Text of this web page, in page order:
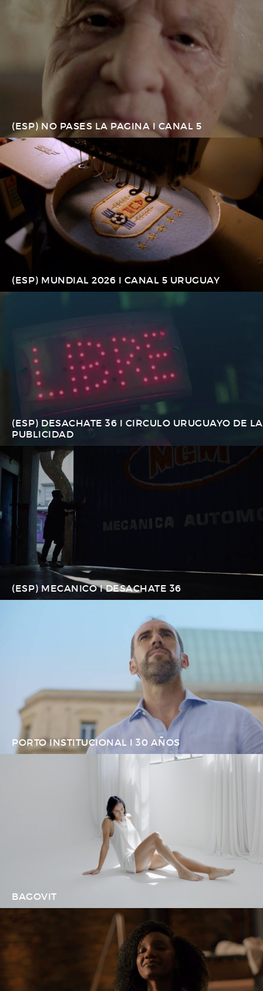
(ESP) NO PASES LA PAGINA I CANAL 5
(ESP) MUNDIAL 2026 I CANAL 5 URUGUAY
(ESP) DESACHATE 36 I CIRCULO URUGUAYO DE LA
PUBLICIDAD
(ESP) MECANICO I DESACHATE 36
PORTO INSTITUCIONAL I 30 AÑOS
BAGOVIT